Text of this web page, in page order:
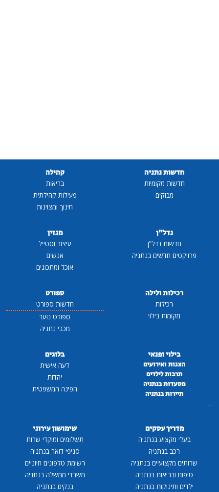
חדשות נתניה
חדשות מקומיות
מבזקים
קהילה
בריאות
פעילות קהילתית
חינוך ומצוינות
נדל"ן
חדשות נדל"ן
פרויקטים חדשים בנתניה
מגזין
עיצוב וסטייל
אנשים
אוכל ומתכונים
רכילות ולילה
רכילות
מקומות בילוי
ספורט
חדשות ספורט
ספורט נוער
מכבי נתניה
בילוי ופנאי
הצגות ואירועים
תרבות לילדים
מסעדות בנתניה
תיירות בנתניה
...
בלוגים
דעה אישית
יהדות
הפינה המשפטית
מדריך עסקים
בעלי מקצוע בנתניה
רכב בנתניה
שרותים מקצועיים בנתניה
טיפוח ובריאות בנתניה
ילדים ותינוקות בנתניה
שימושון עירוני
תשלומים ומוקדי שרות
סניפי דואר בנתניה
רשימת טלפונים חיוניים
משרדי ממשלה בנתניה
בנקים בנתניה